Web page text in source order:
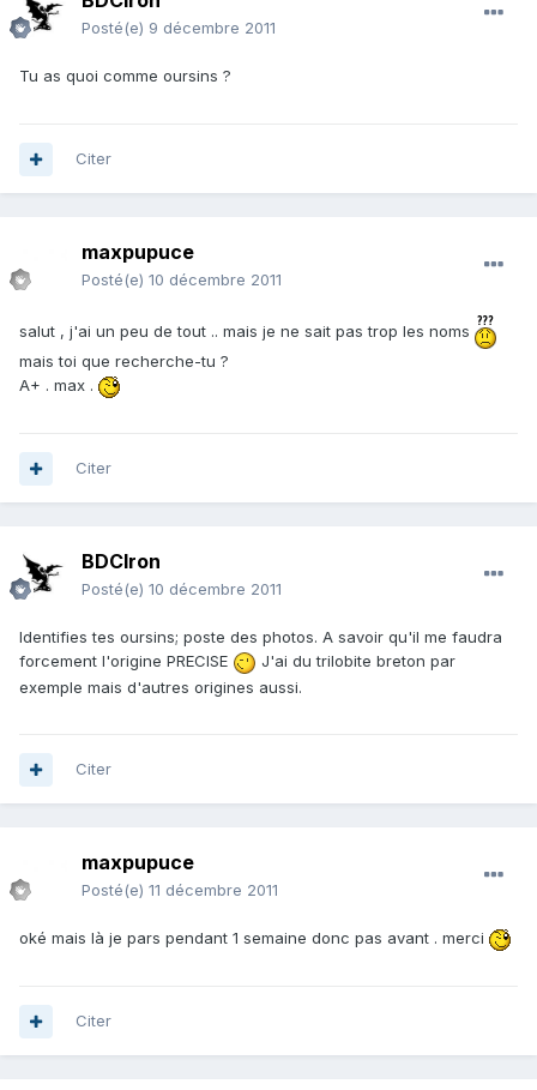
Posté(e) 9 décembre 2011
Tu as quoi comme oursins ?
Citer
maxpupuce
Posté(e) 10 décembre 2011
salut , j'ai un peu de tout .. mais je ne sait pas trop les noms
mais toi que recherche-tu ?
A+ . max .
Citer
BDCIron
Posté(e) 10 décembre 2011
Identifies tes oursins; poste des photos. A savoir qu'il me faudra
forcement l'origine PRECISE
J'ai du trilobite breton par
exemple mais d'autres origines aussi.
Citer
maxpupuce
Posté(e) 11 décembre 2011
oké mais là je pars pendant 1 semaine donc pas avant . merci
Citer